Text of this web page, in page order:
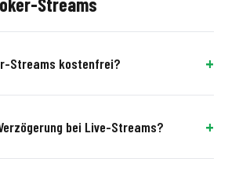
Streams kostenfrei?
bei Live-Streams?